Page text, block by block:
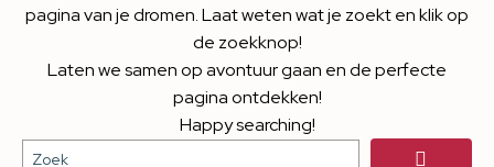
pagina van je dromen. Laat weten wat je zoekt en klik op
de zoekknop!
Laten we samen op avontuur gaan en de perfecte
pagina ontdekken!
Happy searching!